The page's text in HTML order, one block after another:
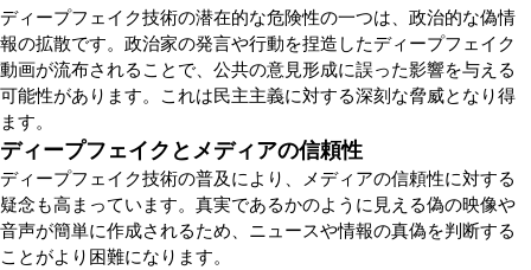
ディープフェイク技術の潜在的な危険性の一つは、政治的な偽情
報の拡散です。政治家の発言や行動を捏造したディープフェイク
動画が流布されることで、公共の意見形成に誤った影響を与える
可能性があります。これは民主主義に対する深刻な脅威となり得
ます。
ディープフェイクとメディアの信頼性
ディープフェイク技術の普及により、メディアの信頼性に対する
疑念も高まっています。真実であるかのように見える偽の映像や
音声が簡単に作成されるため、ニュースや情報の真偽を判断する
ことがより困難になります。